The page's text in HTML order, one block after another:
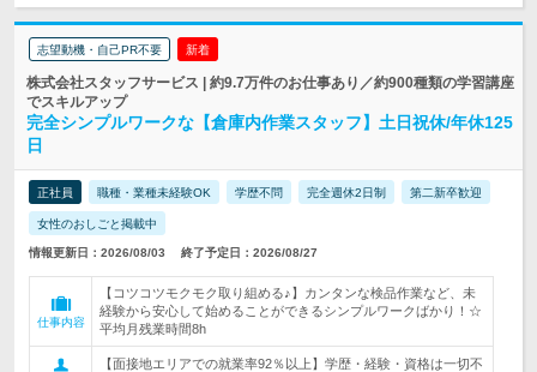
志望動機・自己PR不要 新着
株式会社スタッフサービス | 約9.7万件のお仕事あり／約900種類の学習講座
でスキルアップ
完全シンプルワークな【倉庫内作業スタッフ】土日祝休/年休125
日
正社員 職種・業種未経験OK 学歴不問 完全週休2日制 第二新卒歓迎
女性のおしごと掲載中
情報更新日：2026/08/03 終了予定日：2026/08/27
仕事内容
【コツコツモクモク取り組める♪】カンタンな検品作業など、未
経験から安心して始めることができるシンプルワークばかり！☆
平均月残業時間8h
【面接地エリアでの就業率92％以上】学歴・経験・資格は一切不